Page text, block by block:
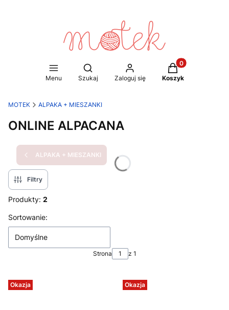
Menu
Otwórz wyszukiwarkę
Szukaj Zaloguj się
Produkty w
Koszyk
MOTEK ALPAKA + MIESZANKI
ONLINE ALPACANA
ALPAKA + MIESZANKI
Filtry
Produkty: 2
Lista produktów
Sortowanie:
Domyślne
Strona z 1
Okazja Okazja